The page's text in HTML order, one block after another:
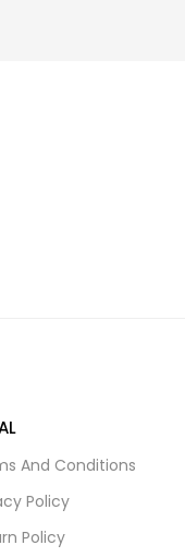
And Conditions
Policy
Policy